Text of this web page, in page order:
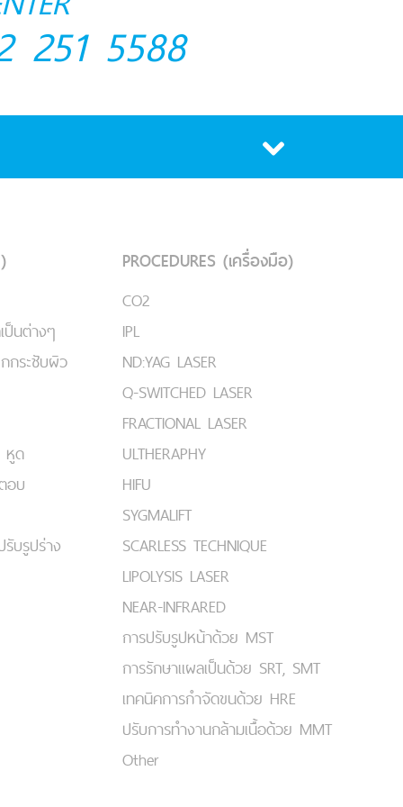
251 5588
นต่างๆ
ระชับผิว
หูด
อบ
บรูปร่าง
PROCEDURES (เครื่องมือ)
CO2
IPL
ND:YAG LASER
Q-SWITCHED LASER
FRACTIONAL LASER
ULTHERAPHY
HIFU
SYGMALIFT
SCARLESS TECHNIQUE
LIPOLYSIS LASER
NEAR-INFRARED
การปรับรูปหน้าด้วย MST
การรักษาแผลเป็นด้วย SRT, SMT
เทคนิคการกำจัดขนด้วย HRE
ปรับการทำงานกล้ามเนื้อด้วย MMT
Other